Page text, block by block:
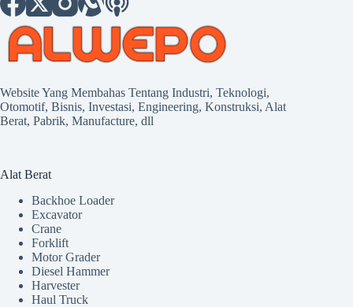
Website Yang Membahas Tentang Industri, Teknologi,
Otomotif, Bisnis, Investasi, Engineering, Konstruksi, Alat
Berat, Pabrik, Manufacture, dll
Alat Berat
Backhoe Loader
Excavator
Crane
Forklift
Motor Grader
Diesel Hammer
Harvester
Haul Truck